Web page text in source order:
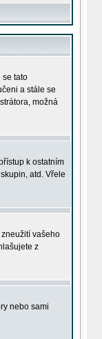
se tato
a stále se
možná
k ostatním
atd. Vřele
vašeho
z
nebo sami